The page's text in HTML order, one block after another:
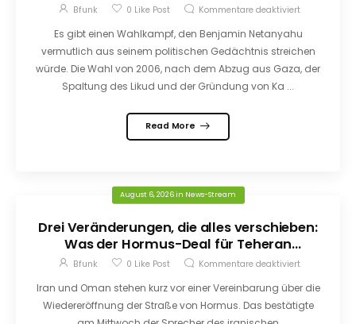
Bfunk 0 Like Post Kommentare deaktiviert
Es gibt einen Wahlkampf, den Benjamin Netanyahu
vermutlich aus seinem politischen Gedächtnis streichen
würde. Die Wahl von 2006, nach dem Abzug aus Gaza, der
Spaltung des Likud und der Gründung von Ka ...
Read More
August 6, 2026in News-Stream
Drei Veränderungen, die alles verschieben:
Was der Hormus-Deal für Teheran
bedeutet
Bfunk 0 Like Post Kommentare deaktiviert
Iran und Oman stehen kurz vor einer Vereinbarung über die
Wiedereröffnung der Straße von Hormus. Das bestätigte